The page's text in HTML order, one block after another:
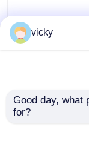
Seelong
Technology zelf
geproduceerde
vicky
Good day, what
for?